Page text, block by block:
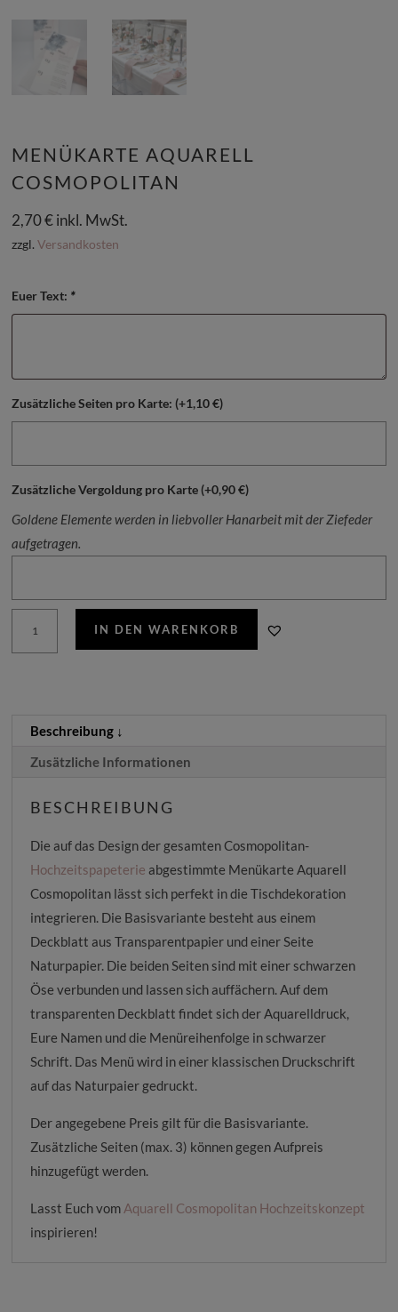
MENÜKARTE AQUARELL
COSMOPOLITAN
2,70€inkl. MwSt.
zzgl.Versandkosten
Euer Text: *
Zusätzliche Seiten pro Karte:(+1,10€)
Zusätzliche Vergoldung pro Karte(+0,90€)
Goldene Elemente werden in liebvoller Hanarbeit mit der Ziefeder
aufgetragen.
IN DEN WARENKORB
Beschreibung
Zusätzliche Informationen
BESCHREIBUNG
Die auf das Design der gesamten Cosmopolitan-
Hochzeitspapeterie abgestimmte Menükarte Aquarell
Cosmopolitan lässt sich perfekt in die Tischdekoration
integrieren. Die Basisvariante besteht aus einem
Deckblatt aus Transparentpapier und einer Seite
Naturpapier. Die beiden Seiten sind mit einer schwarzen
Öse verbunden und lassen sich auffächern. Auf dem
transparenten Deckblatt findet sich der Aquarelldruck,
Eure Namen und die Menüreihenfolge in schwarzer
Schrift. Das Menü wird in einer klassischen Druckschrift
auf das Naturpaier gedruckt.
Der angegebene Preis gilt für die Basisvariante.
Zusätzliche Seiten (max. 3) können gegen Aufpreis
hinzugefügt werden.
Lasst Euch vom Aquarell Cosmopolitan Hochzeitskonzept
inspirieren!